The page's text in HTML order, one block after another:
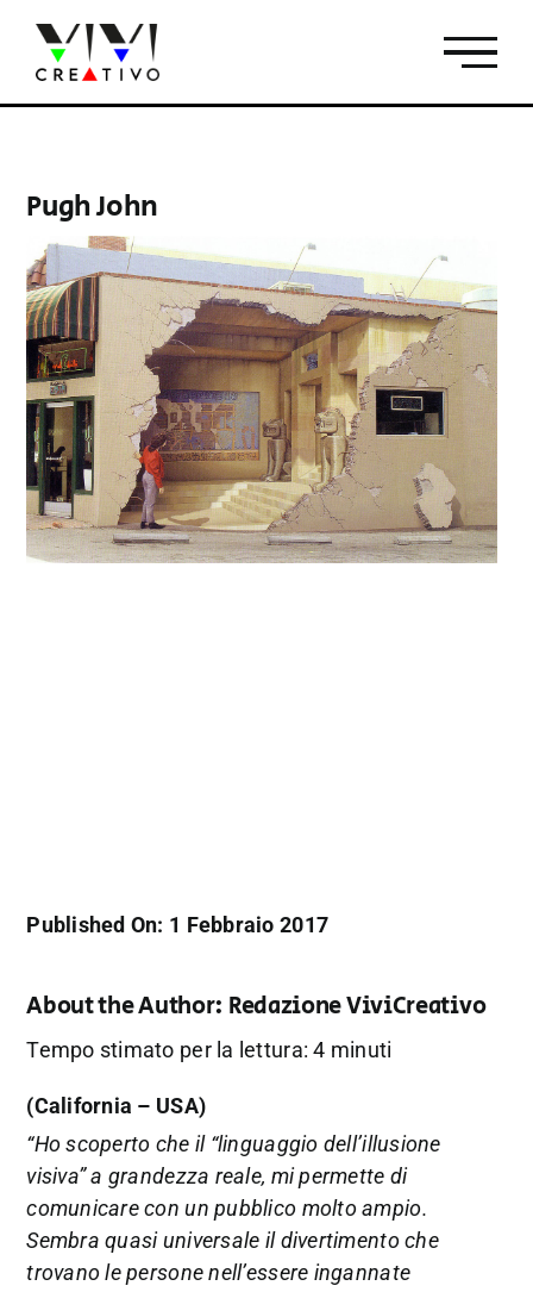
contenuto
Pugh John
Published On: 1 Febbraio 2017
About the Author: Redazione ViviCreativo
Tempo stimato per la lettura: 4 minuti
(California – USA)
“Ho scoperto che il “linguaggio dell’illusione
visiva” a grandezza reale, mi permette di
comunicare con un pubblico molto ampio.
Sembra quasi universale il divertimento che
trovano le persone nell’essere ingannate